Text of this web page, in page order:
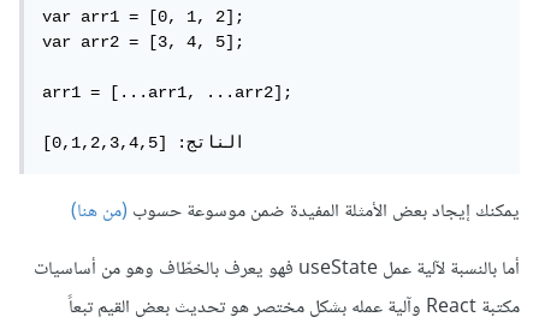
var arr1 = [0, 1, 2];
var arr2 = [3, 4, 5];
arr1 = [...arr1, ...arr2];
الناتج: [0,1,2,3,4,5]
يمكنك إيجاد بعض الأمثلة المفيدة ضمن موسوعة حسوب (من هنا)
أما بالنسبة لآلية عمل useState فهو يعرف بالخطّاف وهو من أساسيات
مكتبة React وآلية عمله بشكل مختصر هو تحديث بعض القيم تبعاً